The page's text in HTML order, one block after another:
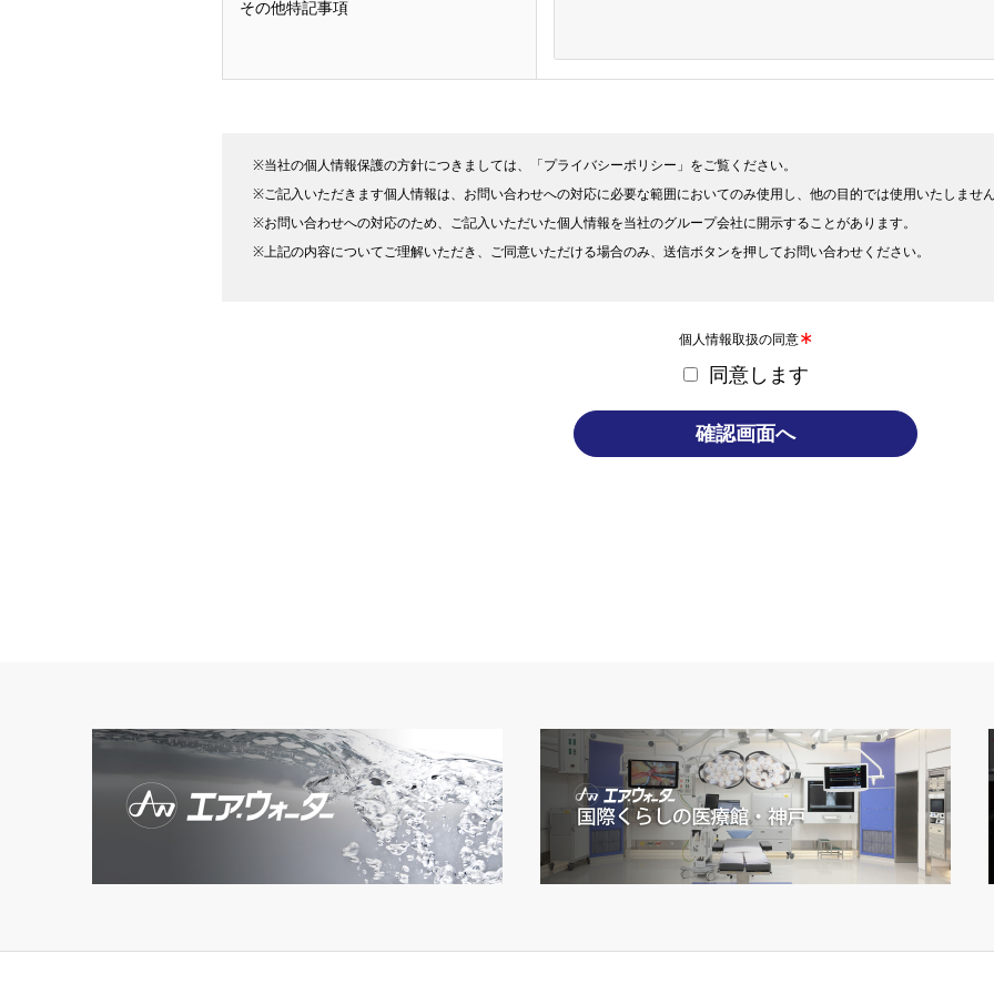
その他特記事項
※当社の個人情報保護の方針につきましては、 「プライバシーポリシー」 をご覧ください。
※ご記入いただきます個人情報は、お問い合わせへの対応に必要な範囲においてのみ使用し、他の目的では使用いたしませ
※お問い合わせへの対応のため、ご記入いただいた個人情報を当社のグループ会社に開示することがあります。
※上記の内容についてご理解いただき、ご同意いただける場合のみ、送信ボタンを押してお問い合わせください。
個人情報取扱の同意∗
同意します